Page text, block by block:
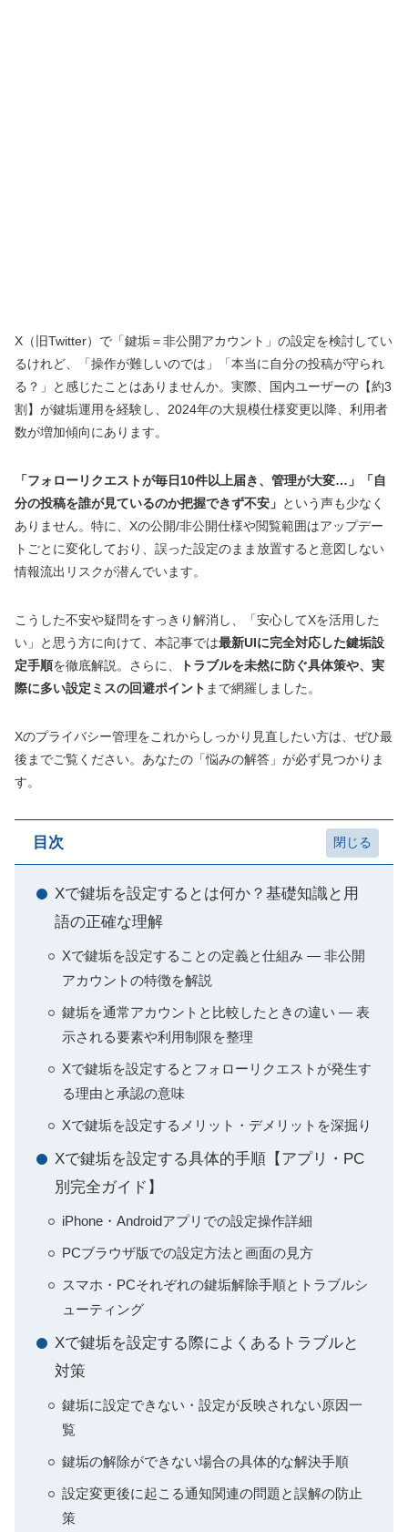
X（旧Twitter）で「鍵垢＝非公開アカウント」の設定を検討してい
るけれど、「操作が難しいのでは」「本当に自分の投稿が守られ
る？」と感じたことはありませんか。実際、国内ユーザーの【約3
割】が鍵垢運用を経験し、2024年の大規模仕様変更以降、利用者
数が増加傾向にあります。
「フォローリクエストが毎日10件以上届き、管理が大変…」「自
分の投稿を誰が見ているのか把握できず不安」 という声も少なく
ありません。特に、Xの公開/非公開仕様や閲覧範囲はアップデー
トごとに変化しており、誤った設定のまま放置すると意図しない
情報流出リスクが潜んでいます。
こうした不安や疑問をすっきり解消し、「安心してXを活用した
い」と思う方に向けて、本記事では最新UIに完全対応した鍵垢設
定手順を徹底解説。さらに、
トラブルを未然に防ぐ具体策や、実
際に多い設定ミスの回避ポイント まで網羅しました。
Xのプライバシー管理をこれからしっかり見直したい方は、ぜひ最
後までご覧ください。あなたの「悩みの解答」が必ず見つかりま
す。
目次
Xで鍵垢を設定するとは何か？基礎知識と用
語の正確な理解
Xで鍵垢を設定することの定義と仕組み — 非公開
アカウントの特徴を解説
鍵垢を通常アカウントと比較したときの違い — 表
示される要素や利用制限を整理
Xで鍵垢を設定するとフォローリクエストが発生す
る理由と承認の意味
Xで鍵垢を設定するメリット・デメリットを深掘り
Xで鍵垢を設定する具体的手順【アプリ・PC
別完全ガイド】
iPhone・Androidアプリでの設定操作詳細
PCブラウザ版での設定方法と画面の見方
スマホ・PCそれぞれの鍵垢解除手順とトラブルシ
ューティング
Xで鍵垢を設定する際によくあるトラブルと
対策
鍵垢に設定できない・設定が反映されない原因一
覧
鍵垢の解除ができない場合の具体的な解決手順
設定変更後に起こる通知関連の問題と誤解の防止
策